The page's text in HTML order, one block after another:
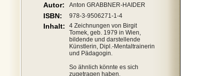
Autor:
Anton GRABBNER-HAIDER
ISBN: 978-3-9506271-1-4
Inhalt:
4 Zeichnungen von Birgit
Tomek, geb. 1979 in Wien,
bildende und darstellende
Künstlerin, Dipl.-Mentaltrainerin
und Pädagogin.
So ähnlich könnte es sich
zugetragen haben.